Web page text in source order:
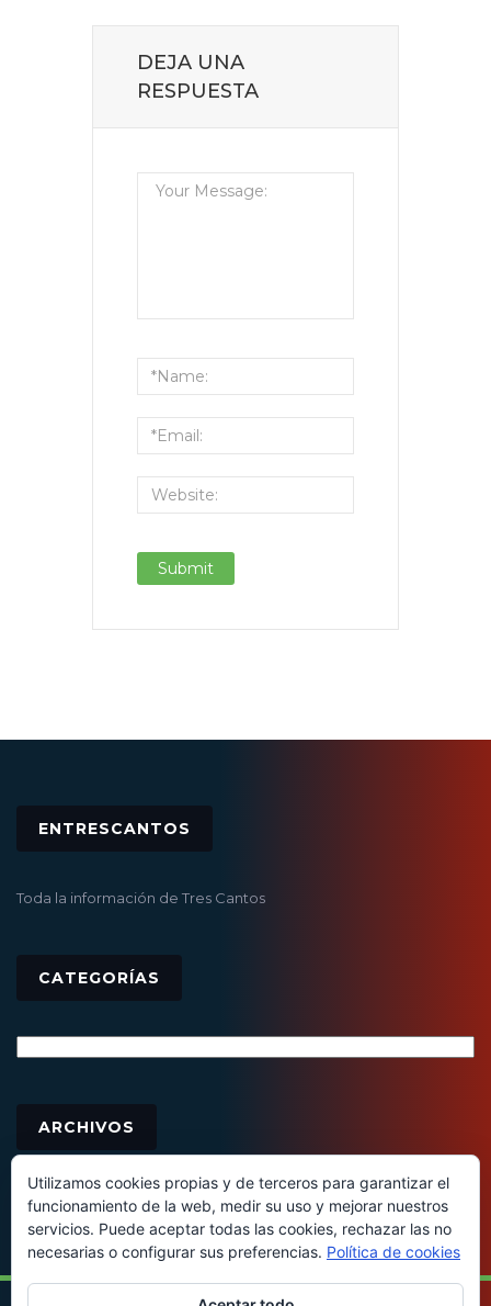
DEJA UNA
RESPUESTA
ENTRESCANTOS
Toda la información de Tres Cantos
CATEGORÍAS
ARCHIVOS
Utilizamos cookies propias y de terceros para garantizar el
funcionamiento de la web, medir su uso y mejorar nuestros
servicios. Puede aceptar todas las cookies, rechazar las no
necesarias o configurar sus preferencias. Política de cookies